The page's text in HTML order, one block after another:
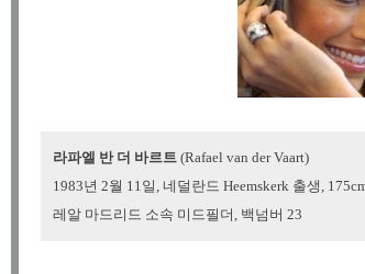
라파엘 반 더 바르트 (Rafael van der Vaart)
1983년 2월 11일, 네덜란드 Heemskerk 출생,
레알 마드리드 소속 미드필더, 백넘버 23